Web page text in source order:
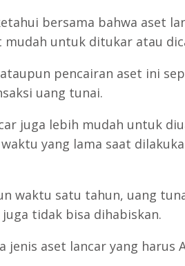
bersama bahwa aset
untuk ditukar atau
pencairan aset ini
uang tunai.
juga lebih mudah untuk
yang lama saat
waktu satu tahun, uang
tidak bisa dihabiskan.
jenis aset lancar yang harus